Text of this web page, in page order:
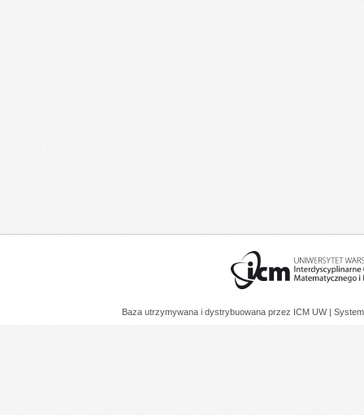
Baza utrzymywana i dystrybuowana przez ICM UW |